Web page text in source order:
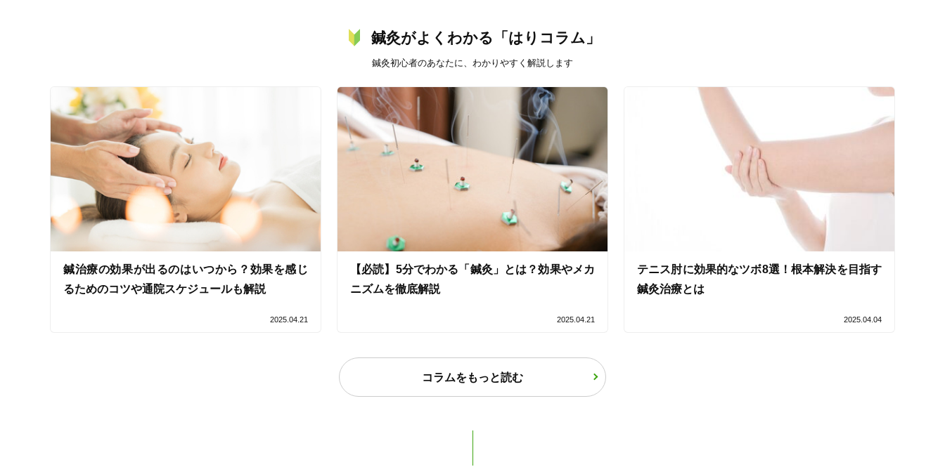
バリアフリー 個室完備
女性限定
接客・サービスの特徴
コロナ対応 オンラインサポートあり 丁寧な説明 セルフケアアドバイス
チャットでの事前相談 経験豊富なスタッフ在籍
痛みの少ない鍼シール 使い捨て鍼使用 トライアルコースあり
「健康にはりを見た」
鍼灸がよくわかる「はりコラム」
鍼灸初心者のあなたに、わかりやすく解説します
鍼治療の効果が出るのはいつから？効果を感じ
るためのコツや通院スケジュールも解説
2025.04.21
【必読】5分でわかる「鍼灸」とは？効果やメカ
ニズムを徹底解説
2025.04.21
テニス肘に効果的なツボ8選！根本解決を目指す
鍼灸治療とは
2025.04.04
コラムをもっと読む